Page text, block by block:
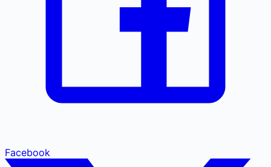
Facebook